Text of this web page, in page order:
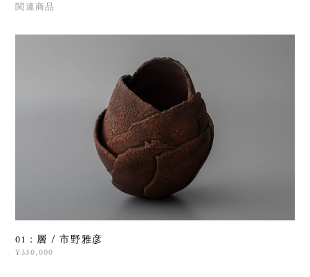
関連商品
01：層 / 市野雅彦
¥330,000